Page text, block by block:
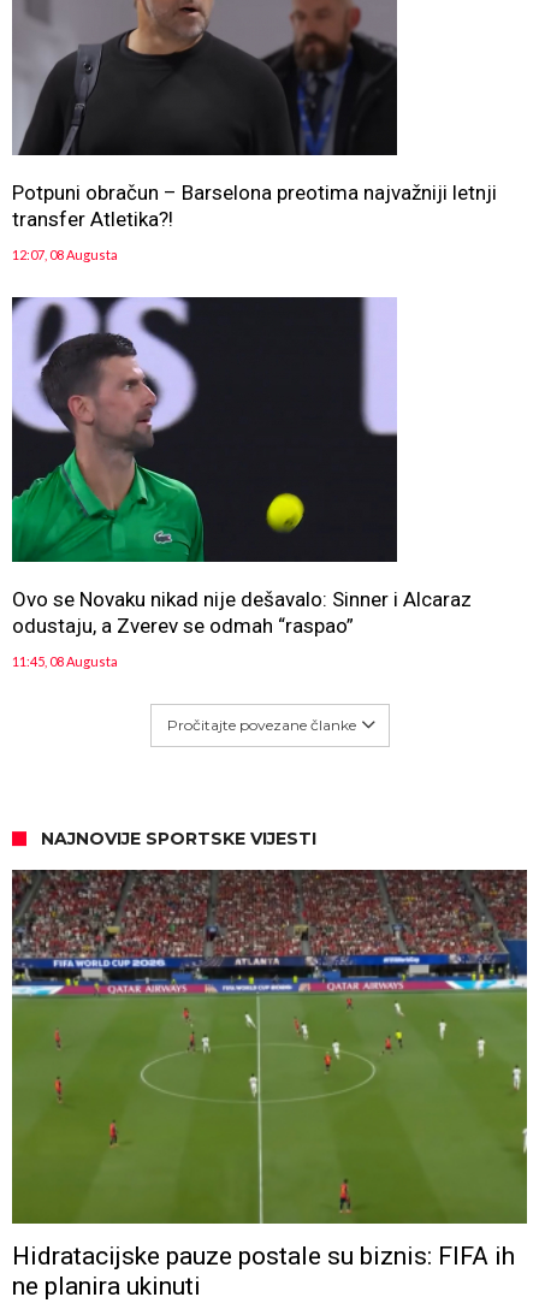
Potpuni obračun – Barselona preotima najvažniji letnji
transfer Atletika?!
12:07, 08 Augusta
Ovo se Novaku nikad nije dešavalo: Sinner i Alcaraz
odustaju, a Zverev se odmah “raspao”
11:45, 08 Augusta
Pročitajte povezane članke
NAJNOVIJE SPORTSKE VIJESTI
Hidratacijske pauze postale su biznis: FIFA ih
ne planira ukinuti